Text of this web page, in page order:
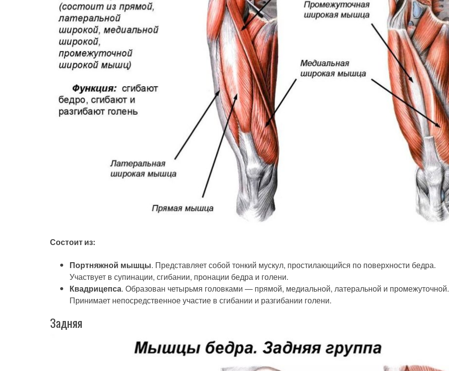
Состоит из:
Портняжной мышцы. Представляет собой тонкий мускул, простилающийся по поверхности бедра.
Участвует в супинации, сгибании, пронации бедра и голени.
Квадрицепса. Образован четырьмя головками — прямой, медиальной, латеральной и промежуточной.
Принимает непосредственное участие в сгибании и разгибании голени.
Задняя